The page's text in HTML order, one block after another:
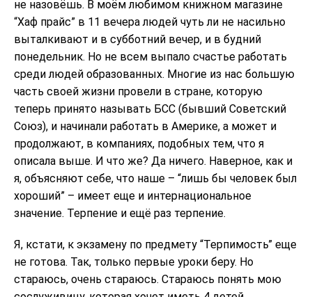
не назовёшь. В моём любимом книжном магазине
“Хаф прайс” в 11 вечера людей чуть ли не насильно
выталкивают и в субботний вечер, и в будний
понедельник. Но не всем выпало счастье работать
среди людей образованных. Многие из нас большую
часть своей жизни провели в стране, которую
теперь принято называть БСС (бывший Советский
Союз), и начинали работать в Америке, а может и
продолжают, в компаниях, подобных тем, что я
описала выше. И что же? Да ничего. Наверное, как и
я, объясняют себе, что наше – “лишь бы человек был
хороший” – имеет еще и интернациональное
значение. Терпение и ещё раз терпение.
Я, кстати, к экзамену по предмету “Терпимость” еще
не готова. Так, только первые уроки беру. Но
стараюсь, очень стараюсь. Стараюсь понять мою